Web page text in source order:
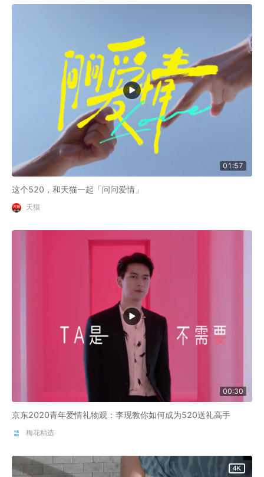
01:57
这个520，和天猫一起「问问爱情」
天猫
00:30
京东2020青年爱情礼物观：李现教你如何成为520送礼高手
梅花精选